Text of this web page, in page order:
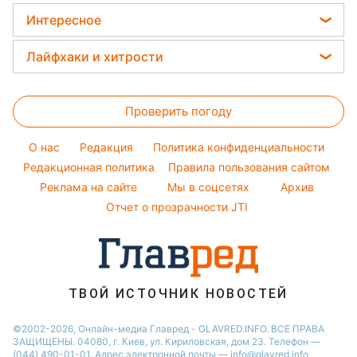
Новости Одессы
Новости Полтавы
Новости Сум
Новости Черкассы
Алла Пугачева
Максим Галкин
Настя Каменских
Виталий Козловский
София Ротару
Ольга Сумская
Филипп Киркоров
Магнитные бури
Погода на сегодня
Погода на завтра
Женские стрижки
Окрашивание волос
Красивый маникюр
Модные ошибки
Советы от Андре Тана
Интересное
Головоломки
Тесты по картинке
Оптические иллюзии
Народные приметы
Все о шоу-бизнесе
Лайфхаки и хитрости
Комнатные растения
Все о сале
Уборка
Авто
Проверить погоду
O нас Редакция
Политика конфиденциальности
Редакционная политика
Правила пользования сайтом
Реклама на сайте
Мы в соцсетях
Архив
Отчет о прозрачности JTI
ТВОЙ ИСТОЧНИК НОВОСТЕЙ
©2002-2026, Онлайн-медиа Главред - GLAVRED.INFO. ВСЕ ПРАВА
ЗАЩИЩЕНЫ. 04080, г. Киев, ул. Кириловская, дом 23. Телефон —
(044) 490-01-01. Адрес электронной почты — info@glavred.info.